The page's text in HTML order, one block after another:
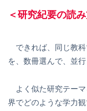
＜研究紀要の読
できれば、同じ教科
を、数冊選んで、並
よく似た研究テーマ
界でどのような学力